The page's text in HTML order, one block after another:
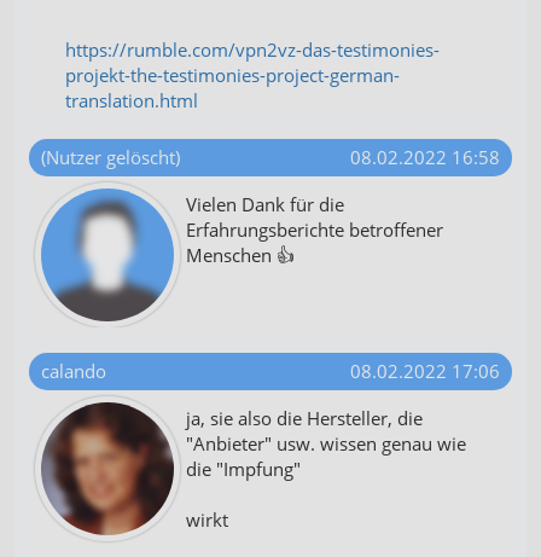
https://rumble.com/vpn2vz-das-testimonies-
projekt-the-testimonies-project-german-
translation.html
(Nutzer gelöscht)
08.02.2022 16:58
Vielen Dank für die
Erfahrungsberichte betroffener
Menschen 👍
calando
08.02.2022 17:06
ja, sie also die Hersteller, die
"Anbieter" usw. wissen genau wie
die "Impfung"
wirkt